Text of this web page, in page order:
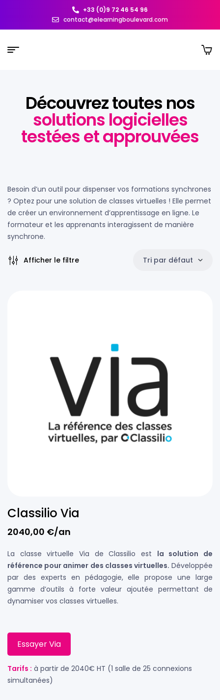
+33 (0)9 72 46 54 96
contact@elearningboulevard.com
Découvrez toutes nos
solutions logicielles
testées et approuvées
Besoin d’un outil pour dispenser vos formations synchrones
? Optez pour une solution de classes virtuelles ! Elle permet
de créer un environnement d’apprentissage en ligne. Le
formateur et les apprenants interagissent de manière
synchrone.
Afficher le filtre Tri par défaut
Classilio Via
2040,00 €/an
La classe virtuelle Via de Classilio est la solution de
référence pour animer des classes virtuelles. Développée
par des experts en pédagogie, elle propose une large
gamme d’outils à forte valeur ajoutée permettant de
dynamiser vos classes virtuelles.
Essayer Via
Tarifs : à partir de 2040€ HT (1 salle de 25 connexions
simultanées)